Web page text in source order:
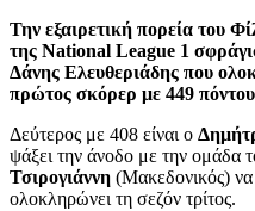
Την εξαιρετική πορεία του
της National League 1
Δάνης Ελευθεριάδης που
πρώτος σκόρερ με 449
Δεύτερος με 408 είναι ο
ψάξει την άνοδο με την ομάδα
Τσιρογιάννη (Μακεδονικός) να
ολοκληρώνει τη σεζόν τρίτος.